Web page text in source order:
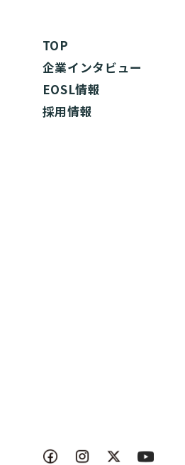
TOP
企業インタビュー
EOSL情報
採用情報